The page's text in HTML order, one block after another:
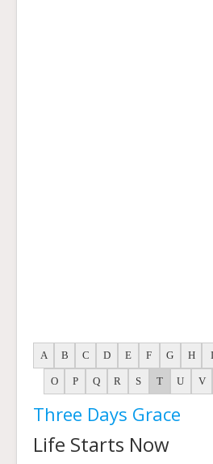
A B C D E F G H I
O P Q R S T U V
Three Days Grace
Life Starts Now